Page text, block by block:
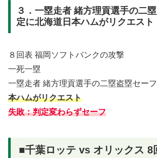
３．一塁走者 緒方理貢選手の二
定に北海道日本ハムがリクエスト
８回表 福岡ソフトバンクの攻撃
一死一塁
一塁走者 緒方理貢選手の二塁盗塁セー
本ハムがリクエスト
失敗：判定変わらずセーフ
■千葉ロッテ vs オリックス 8